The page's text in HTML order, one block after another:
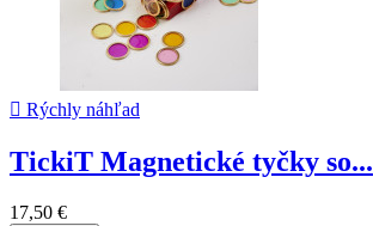
 Rýchly náhľad
TickiT Magnetické tyčky so...
17,50 €